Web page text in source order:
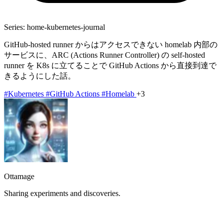
Series: home-kubernetes-journal
GitHub-hosted runner からはアクセスできない homelab 内部の
サービスに、ARC (Actions Runner Controller) の self-hosted
runner を K8s に立てることで GitHub Actions から直接到達で
きるようにした話。
#Kubernetes #GitHub Actions #Homelab +3
Ottamage
Sharing experiments and discoveries.